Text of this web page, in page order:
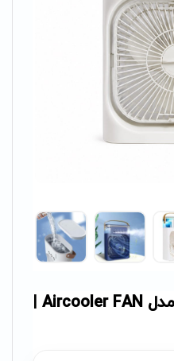
پنکه رومیزی مه پاش مدل Aircooler FAN |